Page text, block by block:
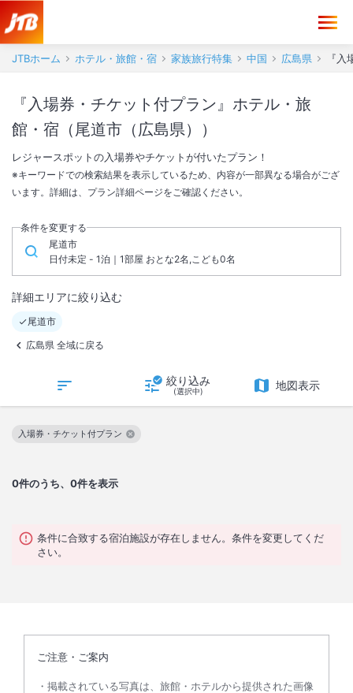
JTBホーム ホテル・旅館・宿 家族旅行特集 中国 広島県 『
『入場券・チケット付プラン』ホテル・旅
館・宿（尾道市（広島県））
レジャースポットの入場券やチケットが付いたプラン！
※キーワードでの検索結果を表示しているため、内容が一部異なる場合がござ
います。詳細は、プラン詳細ページをご確認ください。
条件を変更する
尾道市
日付未定 - 1泊｜1部屋 おとな2名,こども0名
詳細エリアに絞り込む
尾道市
広島県 全域に戻る
絞り込み
(選択中) 地図表示
0件のうち、0件を表示
入場券・チケット付プラン
この絞り込み条件を解除
条件に合致する宿泊施設が存在しません。条件を変更してくだ
さい。
ご注意・ご案内
掲載されている写真は、旅館・ホテルから提供された画像